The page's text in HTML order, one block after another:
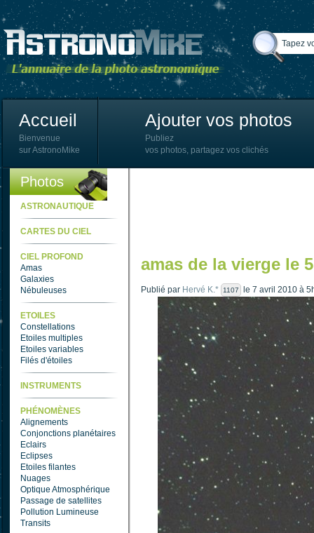
Accueil
Bienvenue
sur AstronoMike
Ajouter vos photos
Publiez
vos photos, partagez vos clichés
Photos
ASTRONAUTIQUE
CARTES DU CIEL
CIEL PROFOND
Amas
Galaxies
Nébuleuses
ETOILES
Constellations
Etoiles multiples
Etoiles variables
Filés d'étoiles
INSTRUMENTS
PHÉNOMÈNES
Alignements
Conjonctions planétaires
Eclairs
Eclipses
Etoiles filantes
Nuages
Optique Atmosphérique
Passage de satellites
Pollution Lumineuse
Transits
amas de la vierge le
Publié par Hervé K.* 1107 le 7 avril 2010 à